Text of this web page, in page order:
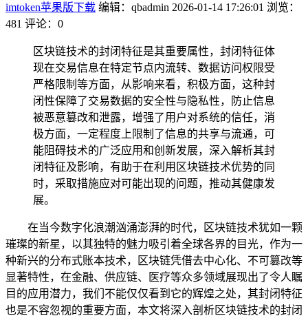
imtoken苹果版下载 编辑：qbadmin 2026-01-14 17:26:01 浏览：
481 评论：0
区块链技术的封闭特征是其重要属性，封闭特征体
现在交易信息在特定节点内流转、数据访问权限受
严格限制等方面，从影响来看，积极方面，这种封
闭性保障了交易数据的安全性与隐私性，防止信息
被恶意篡改和泄露，增强了用户对系统的信任，消
极方面，一定程度上限制了信息的共享与流通，可
能阻碍技术的广泛应用和创新发展，深入解析其封
闭特征及影响，有助于在利用区块链技术优势的同
时，采取措施应对可能出现的问题，推动其健康发
展。
在当今数字化浪潮汹涌澎湃的时代，区块链技术犹如一颗
璀璨的新星，以其独特的魅力吸引着全球各界的目光，作为一
种新兴的分布式账本技术，区块链凭借去中心化、不可篡改等
显著特性，在金融、供应链、医疗等众多领域展现出了令人瞩
目的应用潜力，我们不能仅仅看到它的辉煌之处，其封闭特征
也是不容忽视的重要方面，本文将深入剖析区块链技术的封闭